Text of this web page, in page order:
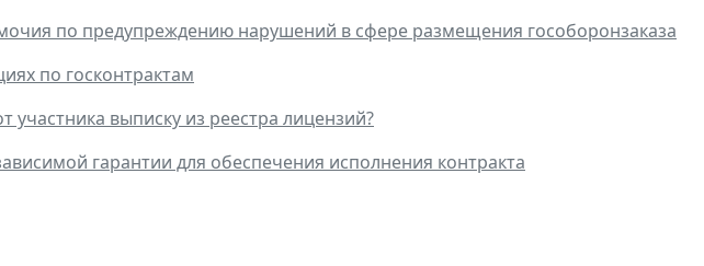
по предупреждению нарушений в сфере размещения гособоронзаказа
по госконтрактам
участника выписку из реестра лицензий?
гарантии для обеспечения исполнения контракта